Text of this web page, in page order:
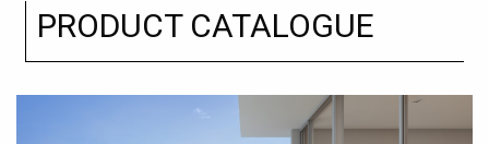
PRODUCT CATALOGUE